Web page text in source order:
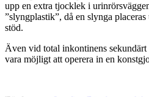
upp en extra tjocklek i
”slyngplastik”, då en slynga
stöd.
Även vid total inkontinens
vara möjligt att operera in en